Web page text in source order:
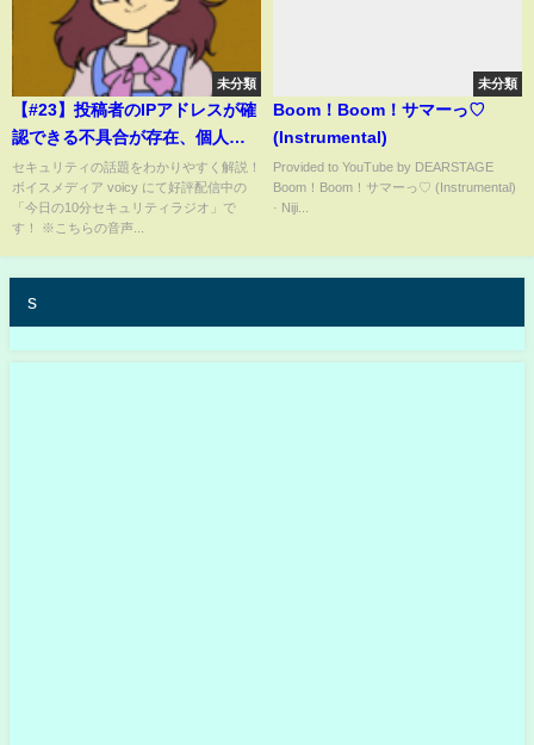
未分類
【#23】投稿者のIPアドレスが確
認できる不具合が存在、個人特
定の可能性は？｜2020/08/21 放
送回
セキュリティの話題をわかりやすく解説！
ボイスメディア voicy にて好評配信中の
「今日の10分セキュリティラジオ」で
す！ ※こちらの音声...
未分類
Boom！Boom！サマーっ♡
(Instrumental)
Provided to YouTube by DEARSTAGE
Boom！Boom！サマーっ♡ (Instrumental)
· Niji...
s